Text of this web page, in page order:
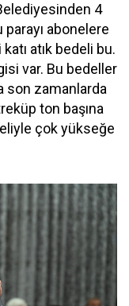
4
abonelere
atık bedeli bu.
var. Bu bedeller
son zamanlarda
ton başına
çok yükseğe